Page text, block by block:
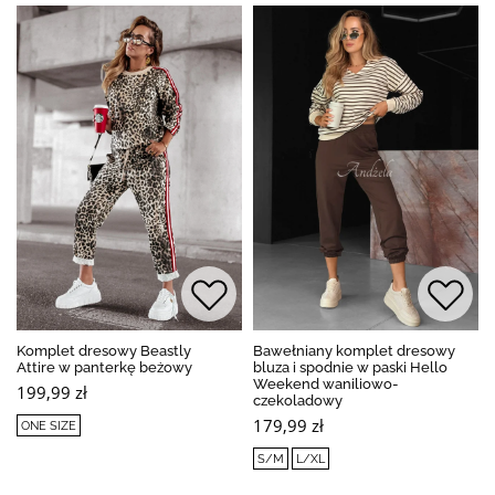
Komplet dresowy Beastly
Attire w panterkę beżowy
199,99 zł
ONE SIZE
Bawełniany komplet dresowy
bluza i spodnie w paski Hello
Weekend waniliowo-
czekoladowy
179,99 zł
S/M L/XL